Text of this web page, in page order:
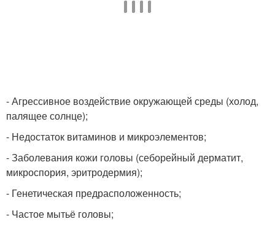
- Агрессивное воздействие окружающей среды (холод,
палящее солнце);
- Недостаток витаминов и микроэлементов;
- Заболевания кожи головы (себорейный дерматит,
микроспория, эритродермия);
- Генетическая предрасположенность;
- Частое мытьё головы;